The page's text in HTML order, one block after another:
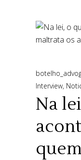
Interview,
Na